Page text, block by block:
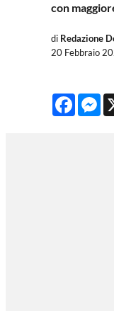
con
di Redazione
20 Febbraio